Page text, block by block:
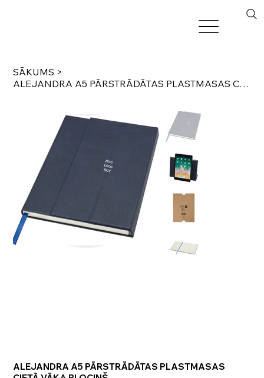
SĀKUMS >
ALEJANDRA A5 PĀRSTRĀDĀTAS PLASTMASAS CIETĀ VĀKA BLOCIŅŠ
ALEJANDRA A5 PĀRSTRĀDĀTAS PLASTMASAS